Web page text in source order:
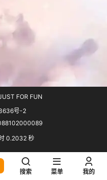
FOR FUN
号-2
0.2032 秒
搜索 菜单 我的